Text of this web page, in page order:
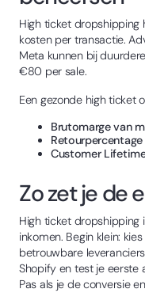
High ticket dropshipping
kosten per transactie.
Meta kunnen bij
€80 per sale.
Een gezonde high ticket
Brutomarge van
Customer
Zo zet je de
High ticket dropshipping
inkomen. Begin klein:
betrouwbare
Shopify en test je eerste
Pas als je de conversie